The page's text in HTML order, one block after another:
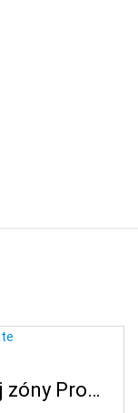
Ďalší úspešný test čistiacej zóny ProfilGate